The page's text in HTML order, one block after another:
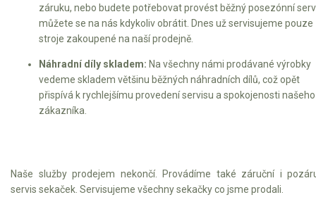
záruku, nebo budete potřebovat provést běžný posezónní
můžete se na nás kdykoliv obrátit. Dnes už servisujeme pouze
stroje zakoupené na naší prodejně.
Náhradní díly skladem: Na všechny námi prodávané výrobky
vedeme skladem většinu běžných náhradních dílů, což opět
přispívá k rychlejšímu provedení servisu a spokojenosti našeho
zákazníka.
Naše služby prodejem nekončí. Provádíme také záruční i
servis sekaček. Servisujeme všechny sekačky co jsme prodali.